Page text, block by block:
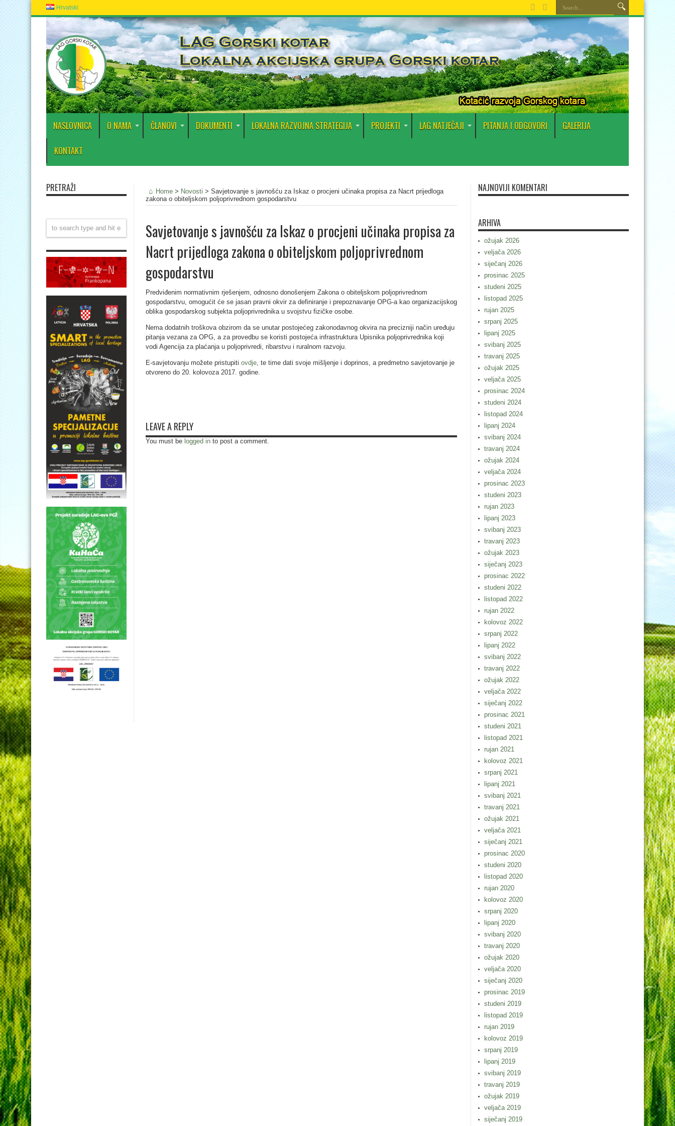
Hrvatski
NASLOVNICA O NAMA ČLANOVI DOKUMENTI LOKALNA RAZVOJNA STRATEGIJA PROJEKTI LAG NATJEČAJI PITANJA I ODGOVORI GALERIJA
KONTAKT
Home > Novosti > Savjetovanje s javnošću za Iskaz o procjeni učinaka propisa za Nacrt prijedloga
zakona o obiteljskom poljoprivrednom gospodarstvu
Savjetovanje s javnošću za Iskaz o procjeni učinaka propisa za
Nacrt prijedloga zakona o obiteljskom poljoprivrednom
gospodarstvu
Predviđenim normativnim rješenjem, odnosno donošenjem Zakona o obiteljskom poljoprivrednom
gospodarstvu, omogućit će se jasan pravni okvir za definiranje i prepoznavanje OPG-a kao organizacijskog
oblika gospodarskog subjekta poljoprivrednika u svojstvu fizičke osobe.
Nema dodatnih troškova obzirom da se unutar postojećeg zakonodavnog okvira na precizniji način uređuju
pitanja vezana za OPG, a za provedbu se koristi postojeća infrastruktura Upisnika poljoprivrednika koji
vodi Agencija za plaćanja u poljoprivredi, ribarstvu i ruralnom razvoju.
E-savjetovanju možete pristupiti ovdje, te time dati svoje mišljenje i doprinos, a predmetno savjetovanje je
otvoreno do 20. kolovoza 2017. godine.
LEAVE A REPLY
You must be logged in to post a comment.
PRETRAŽI NAJNOVIJI KOMENTARI
ARHIVA
ožujak 2026
veljača 2026
siječanj 2026
prosinac 2025
studeni 2025
listopad 2025
rujan 2025
srpanj 2025
lipanj 2025
svibanj 2025
travanj 2025
ožujak 2025
veljača 2025
prosinac 2024
studeni 2024
listopad 2024
lipanj 2024
svibanj 2024
travanj 2024
ožujak 2024
veljača 2024
prosinac 2023
studeni 2023
rujan 2023
lipanj 2023
svibanj 2023
travanj 2023
ožujak 2023
siječanj 2023
prosinac 2022
studeni 2022
listopad 2022
rujan 2022
kolovoz 2022
srpanj 2022
lipanj 2022
svibanj 2022
travanj 2022
ožujak 2022
veljača 2022
siječanj 2022
prosinac 2021
studeni 2021
listopad 2021
rujan 2021
kolovoz 2021
srpanj 2021
lipanj 2021
svibanj 2021
travanj 2021
ožujak 2021
veljača 2021
siječanj 2021
prosinac 2020
studeni 2020
listopad 2020
rujan 2020
kolovoz 2020
srpanj 2020
lipanj 2020
svibanj 2020
travanj 2020
ožujak 2020
veljača 2020
siječanj 2020
prosinac 2019
studeni 2019
listopad 2019
rujan 2019
kolovoz 2019
srpanj 2019
lipanj 2019
svibanj 2019
travanj 2019
ožujak 2019
veljača 2019
siječanj 2019